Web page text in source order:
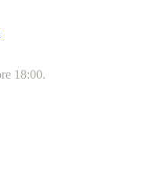
18:00.